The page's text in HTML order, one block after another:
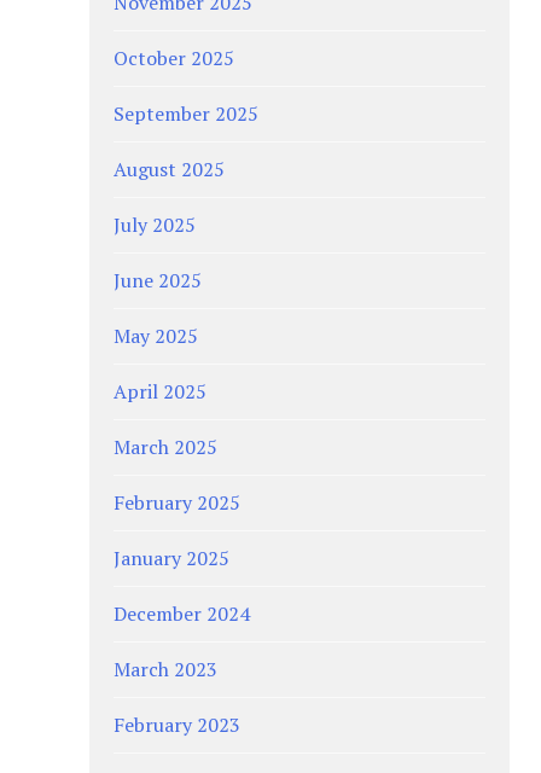
October 2025
September 2025
August 2025
July 2025
June 2025
May 2025
April 2025
March 2025
February 2025
January 2025
December 2024
March 2023
February 2023